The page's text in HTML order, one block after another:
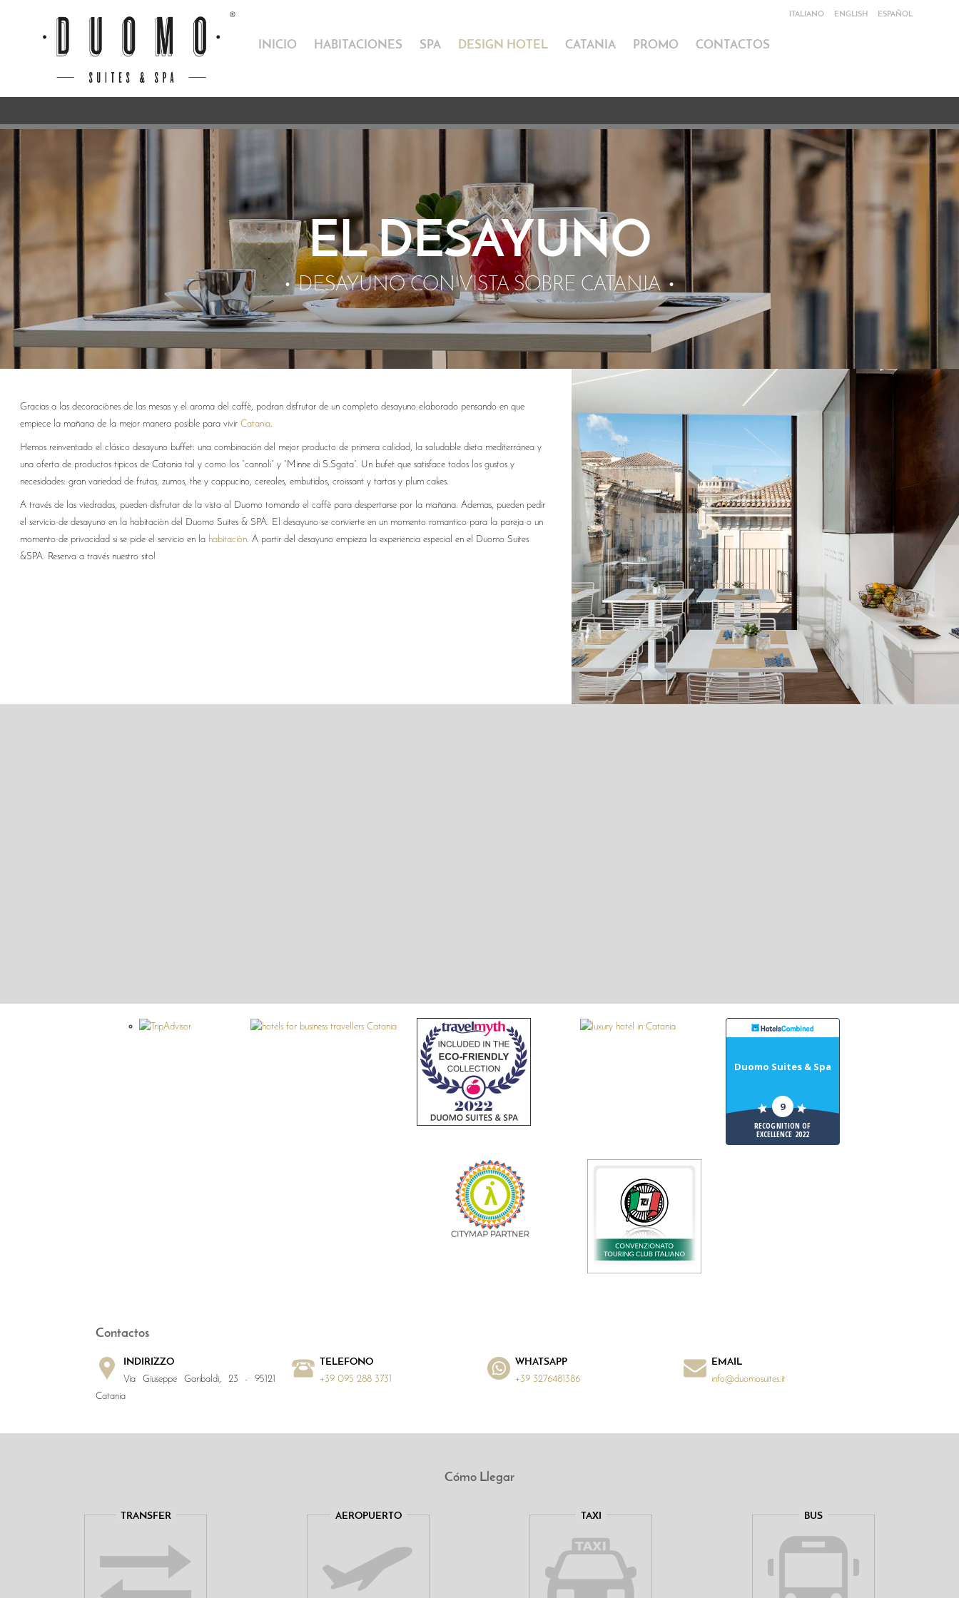
ITALIANO ENGLISH ESPAÑOL
INICIO HABITACIONES SPA DESIGN HOTEL CATANIA PROMO CONTACTOS
EL DESAYUNO
DESAYUNO CON VISTA SOBRE CATANIA
Gracias a las decoraciònes de las mesas y el aroma del caffè, podran disfrutar de un completo desayuno elaborado pensando en que
empiece la mañana de la mejor manera posible para vivir Catania.
Hemos reinventado el clásico desayuno buffet: una combinación del mejor producto de primera calidad, la saludable dieta mediterránea y
una oferta de productos tipicos de Catania tal y como los “cannoli” y “Minne di S.Sgata”. Un bufet que satisface todos los gustos y
necesidades: gran variedad de frutas, zumos, the y cappucino, cereales, embutidos, croissant y tartas y plum cakes.
A través de las viedradas, pueden disfrutar de la vista al Duomo tomando el caffè para despertarse por la mañana. Ademas, pueden pedir
el servicio de desayuno en la habitaciòn del Duomo Suites & SPA. El desayuno se convierte en un momento romantico para la pareja o un
momento de privacidad si se pide el servicio en la habitaciòn. A partir del desayuno empieza la experiencia especial en el Duomo Suites
&SPA. Reserva a través nuestro sito!
Duomo Suites & Spa
9
RECOGNITION OF
EXCELLENCE 2022
Contactos
INDIRIZZO
Via Giuseppe Garibaldi, 23 - 95121
Catania
TELEFONO
+39 095 288 3731
WHATSAPP
+39 3276481386
EMAIL
info@duomosuites.it
Cómo Llegar
TRANSFER AEROPUERTO TAXI BUS